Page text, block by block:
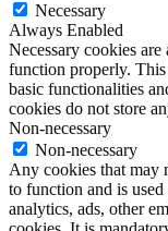
Necessary
Always Enabled
Necessary cookies
function properly.
basic functionalities
cookies do not store
Non-necessary
Non-necessary
Any cookies that may
to function and is
analytics, ads, other